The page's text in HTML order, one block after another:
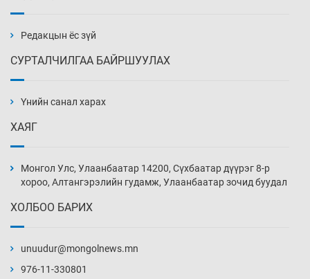
13 цаг 16 мин
13 цаг 46 мин
14 цаг 16 мин
хэмжээг шинэчлэн тогтоох нь
Редакцын ёс зүй
СУРТАЛЧИЛГАА БАЙРШУУЛАХ
Үнийн санал харах
ХАЯГ
Монгол Улс, Улаанбаатар 14200, Сүхбаатар дүүрэг 8-р
хороо, Алтангэрэлийн гудамж, Улаанбаатар зочид буудал
ХОЛБОО БАРИХ
unuudur@mongolnews.mn
976-11-330801